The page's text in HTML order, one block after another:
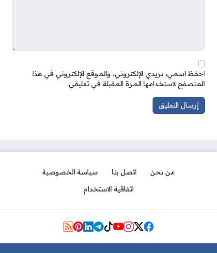
احفظ اسمي، بريدي الإلكتروني، والموقع الإلكتروني في هذا
المتصفح لاستخدامها المرة المقبلة في تعليقي.
من نحن اتصل بنا
سياسة الخصوصية
اتفاقية الاستخدام
Social Links